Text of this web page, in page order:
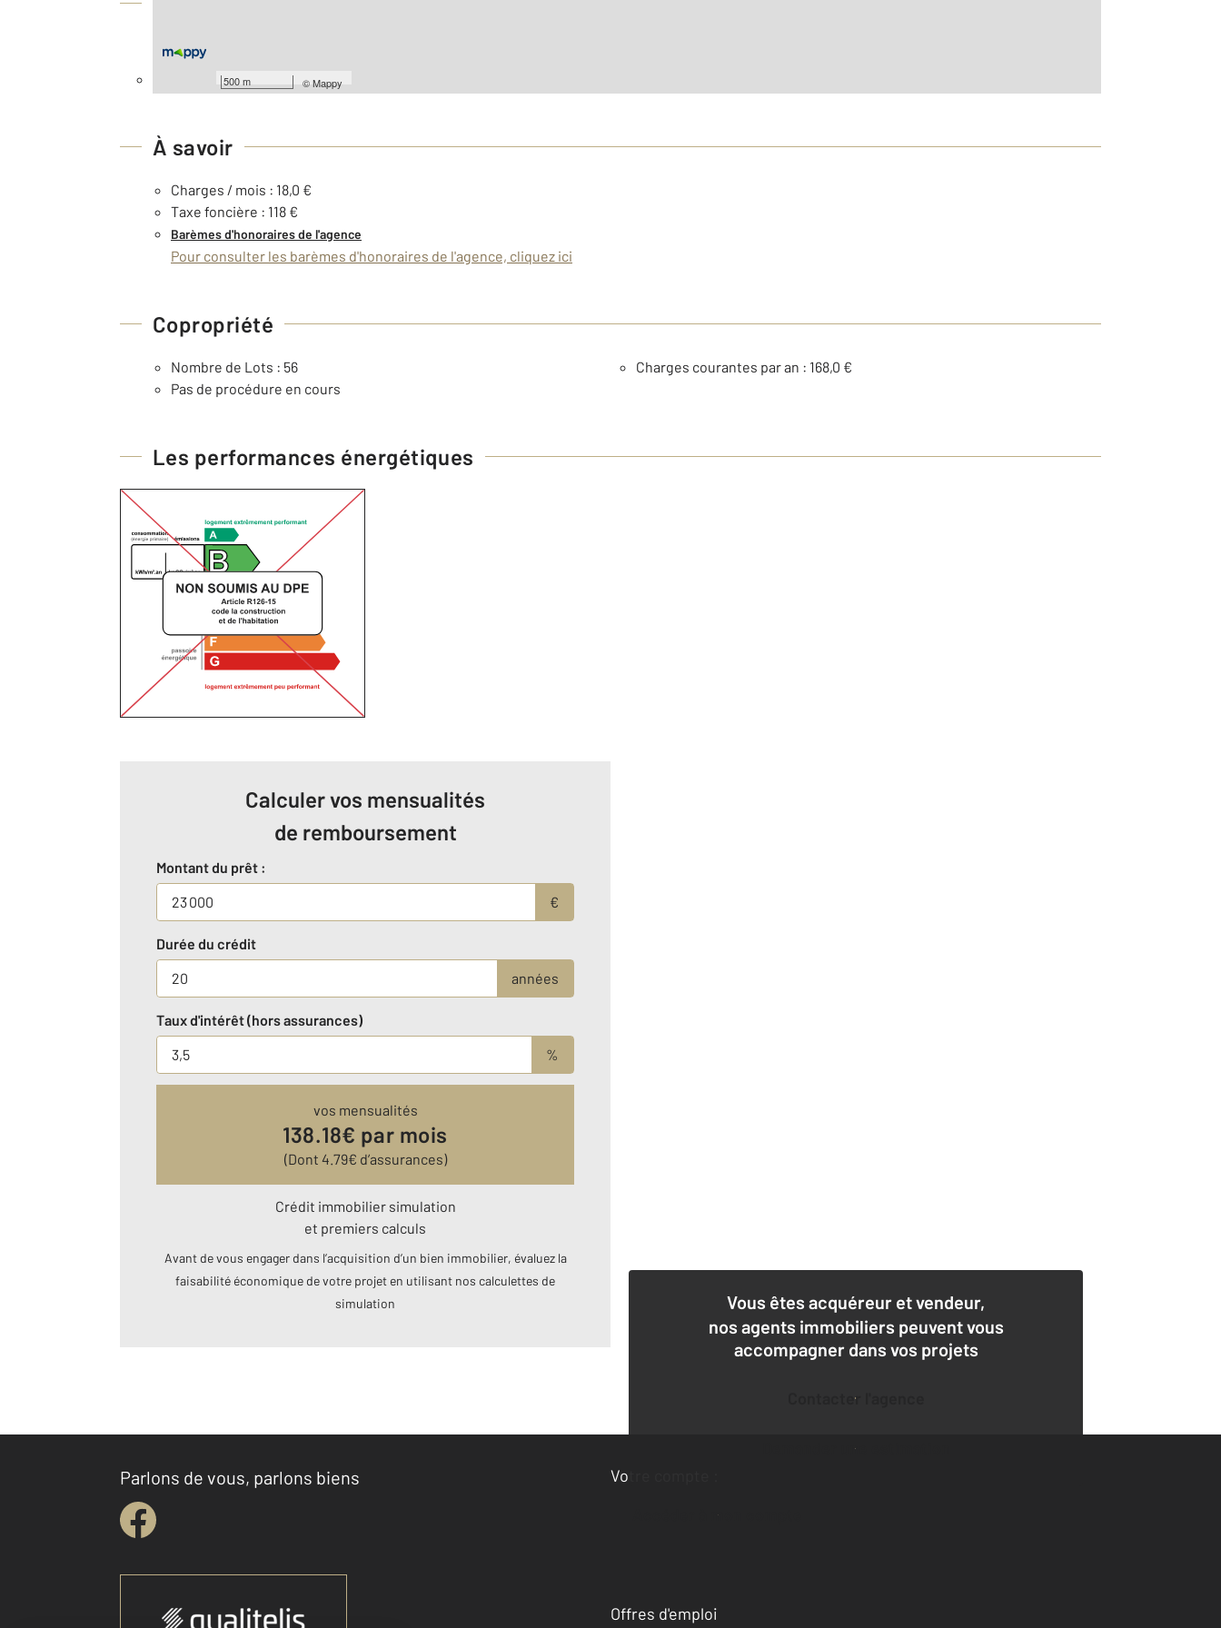
500 m ©Mappy
Général
Façade : 2,75 m
À savoir
Charges / mois : 18,0 €
Taxe foncière : 118 €
Barèmes d'honoraires de l'agence
Pour consulter les barèmes d'honoraires de l'agence, cliquez ici
Copropriété
Nombre de Lots : 56
Charges courantes par an : 168,0 €
Pas de procédure en cours
Les performances énergétiques
Calculer vos mensualités
de remboursement
Montant du prêt :
€
Durée du crédit
années
Taux d'intérêt (hors assurances)
%
vos mensualités
138.18€ par mois
(Dont 4.79€ d’assurances)
Crédit immobilier simulation
et premiers calculs
Avant de vous engager dans l’acquisition d’un bien immobilier, évaluez la
faisabilité économique de votre projet en utilisant nos calculettes de
simulation
Vous êtes acquéreur et vendeur,
nos agents immobiliers peuvent vous
accompagner dans vos projets
Contacter l'agence
Demander une estimation
Parlons de vous, parlons biens
Votre compte :
Accéder à mon compte
Offres d'emploi